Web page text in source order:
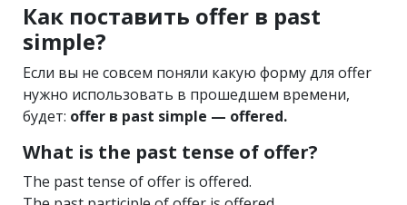
Как поставить offer в past
simple?
Если вы не совсем поняли какую форму для offer
нужно использовать в прошедшем времени,
будет: offer в past simple — offered.
What is the past tense of offer?
The past tense of offer is offered.